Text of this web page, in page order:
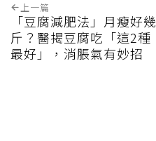
上一篇
「豆腐減肥法」月瘦好幾
斤？醫揭豆腐吃「這2種
最好」，消脹氣有妙招